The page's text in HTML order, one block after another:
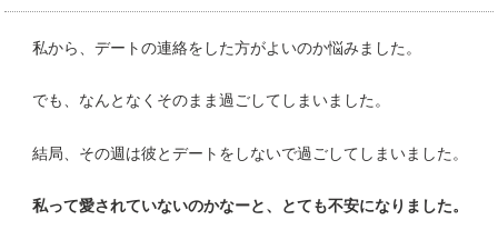
私から、デートの連絡をした方がよいのか悩みました。
でも、なんとなくそのまま過ごしてしまいました。
結局、その週は彼とデートをしないで過ごしてしまいました。
私って愛されていないのかなーと、とても不安になりました。